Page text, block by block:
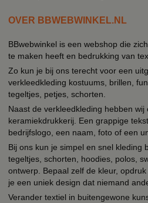
OVER BBWEBWINKEL.NL
BBwebwinkel is een webshop die
te maken heeft en bedrukking van
Zo kun je bij ons terecht voor een
verkleedkleding kostuums, brillen,
tegeltjes, petjes, schorten.
Naast de verkleedkleding hebben
keramiekdrukkerij. Een grappige
bedrijfslogo, een naam, foto of een
Bij ons kun je simpel en snel kleding
tegeltjes, schorten, hoodies, polos,
ontwerp. Bepaal zelf de kleur,
je een uniek design dat niemand
Verander textiel in buitengewone